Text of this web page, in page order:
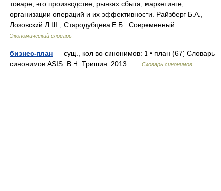
товаре, его производстве, рынках сбыта, маркетинге,
организации операций и их эффективности. Райзберг Б.А.,
Лозовский Л.Ш., Стародубцева Е.Б.. Современный …
Экономический словарь
бизнес-план — сущ., кол во синонимов: 1 • план (67) Словарь
синонимов ASIS. В.Н. Тришин. 2013 …
Словарь синонимов